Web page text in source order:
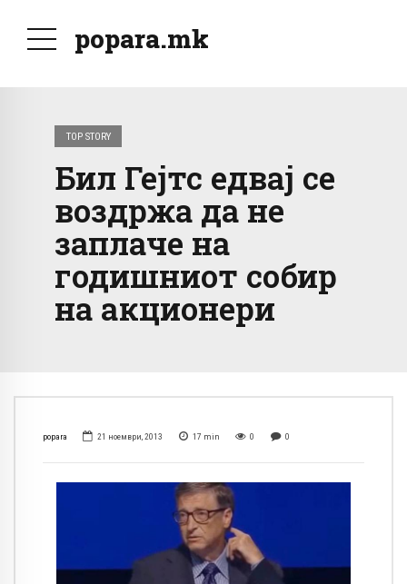
popara.mk
TOP STORY
Бил Гејтс едвај се
воздржа да не
заплаче на
годишниот собир
на акционери
popara 21 ноември, 2013 17 min 0 0